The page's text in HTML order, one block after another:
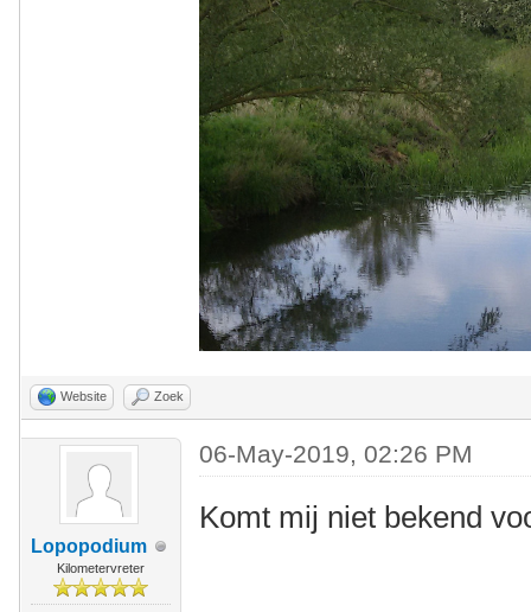
Website Zoek
Lopopodium
Kilometervreter
06-May-2019, 02:26 PM
Komt mij niet bekend